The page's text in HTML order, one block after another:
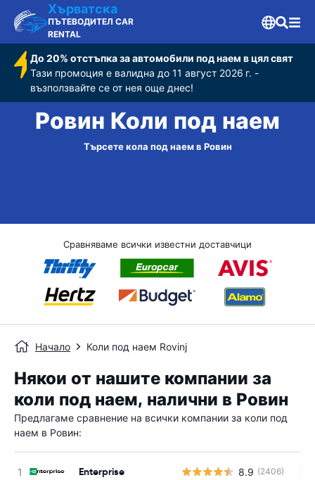
Хърватска
ПЪТЕВОДИТЕЛ CAR
RENTAL
До 20% отстъпка за автомобили под наем в цял свят
Тази промоция е валидна до 11 август 2026 г. -
възползвайте се от нея още днес!
Ровин Коли под наем
Търсете кола под наем в Ровин
Сравняваме всички известни доставчици
Начало Коли под наем Rovinj
Някои от нашите компании за
коли под наем, налични в Ровин
Предлагаме сравнение на всички компании за коли под
наем в Ровин:
Enterprise 8.9 (2406)